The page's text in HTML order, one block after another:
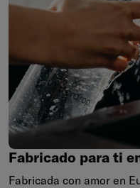
Fabricado para ti
Fabricado para ti en
Fabricada con amor en